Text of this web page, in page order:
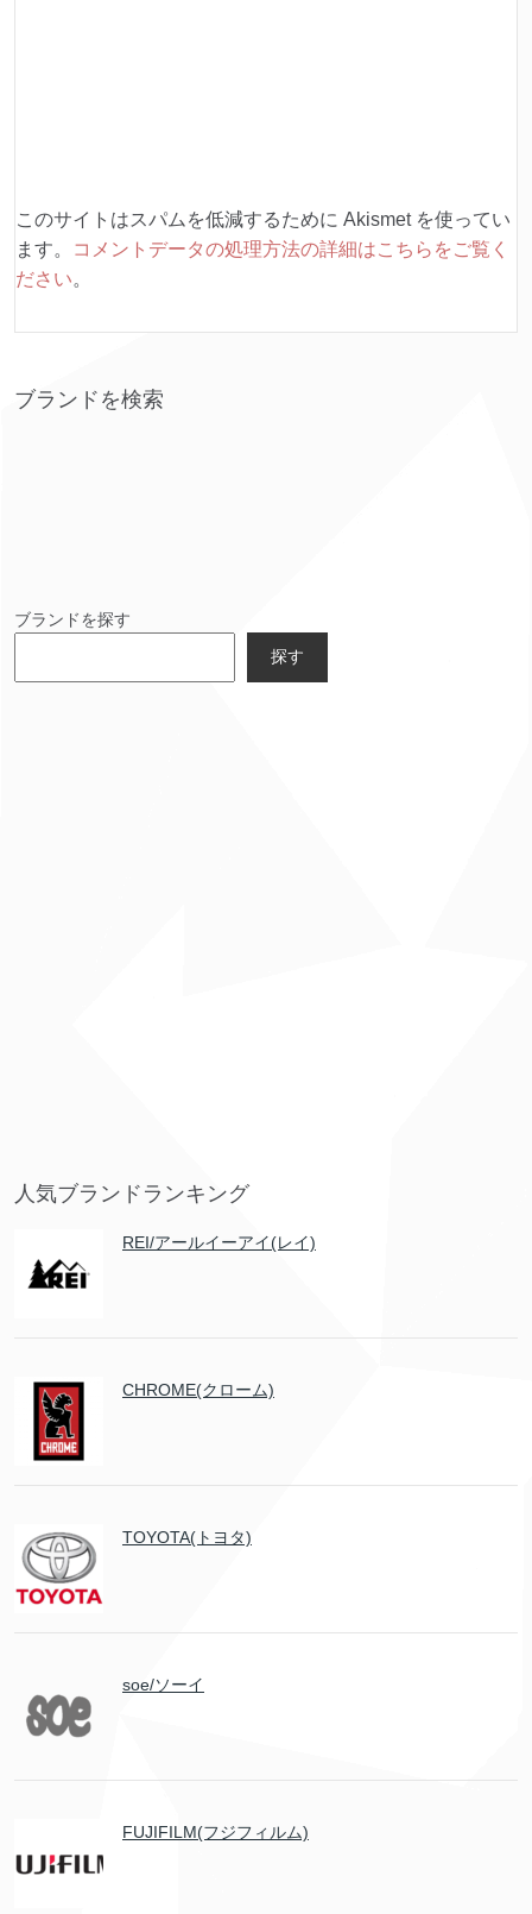
このサイトはスパムを低減するために Akismet を使ってい
ます。
コメントデータの処理方法の詳細はこちらをご覧く
ださい。
ブランドを検索
ブランドを探す
探す
人気ブランドランキング
REI/アールイーアイ(レイ)
CHROME(クローム)
TOYOTA(トヨタ)
soe/ソーイ
FUJIFILM(フジフィルム)